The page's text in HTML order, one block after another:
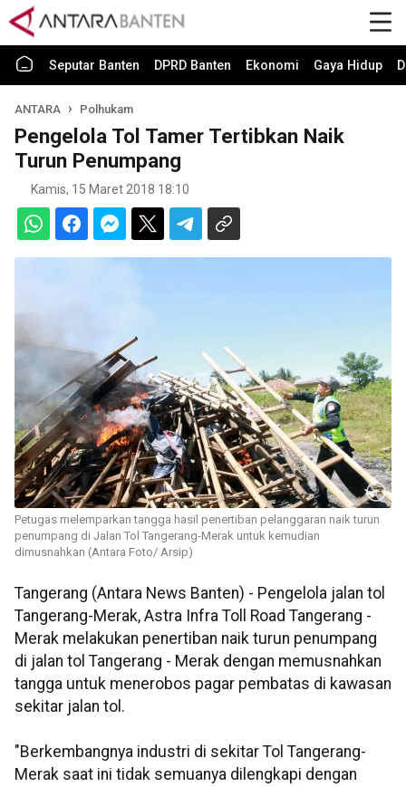
Seputar Banten DPRD Banten Ekonomi Gaya Hidup
ANTARA Polhukam
Pengelola Tol Tamer Tertibkan Naik
Turun Penumpang
Kamis, 15 Maret 2018 18:10
Petugas melemparkan tangga hasil penertiban pelanggaran naik turun
penumpang di Jalan Tol Tangerang-Merak untuk kemudian
dimusnahkan (Antara Foto/ Arsip)
Tangerang (Antara News Banten) - Pengelola jalan tol
Tangerang-Merak, Astra Infra Toll Road Tangerang -
Merak melakukan penertiban naik turun penumpang
di jalan tol Tangerang - Merak dengan memusnahkan
tangga untuk menerobos pagar pembatas di kawasan
sekitar jalan tol.
"Berkembangnya industri di sekitar Tol Tangerang-
Merak saat ini tidak semuanya dilengkapi dengan